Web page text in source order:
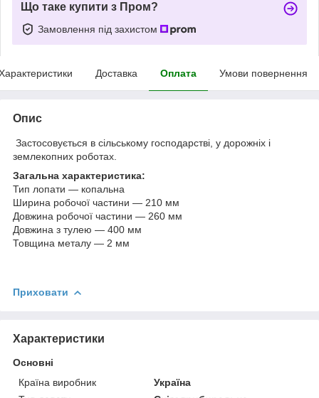
Що таке купити з Пром?
Замовлення під захистом
Доставка Оплата Умови повернення
Опис
Застосовується в сільському господарстві, у дорожніх і
землекопних роботах.
Загальна характеристика:
Тип лопати — копальна
Ширина робочої частини — 210 мм
Довжина робочої частини — 260 мм
Довжина з тулею — 400 мм
Товщина металу — 2 мм
Приховати
Характеристики
Основні
Країна виробник
Україна